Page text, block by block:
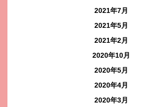
2021年7月
2021年5月
2021年2月
2020年10月
2020年5月
2020年4月
2020年3月